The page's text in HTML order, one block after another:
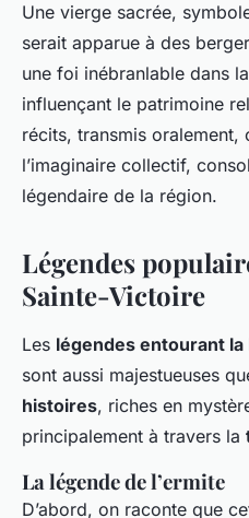
Une vierge sacrée,
serait apparue à des
une foi inébranlable dans
influençant le patrimoine
récits, transmis oralement,
l’imaginaire collectif,
légendaire de la région.
Légendes
Sainte-Victoire
Les légendes entourant
sont aussi majestueuses
histoires, riches en
principalement à travers la
La légende de l’ermite
D’abord, on raconte que